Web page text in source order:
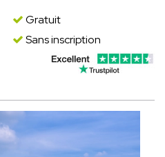
Gratuit
Sans inscription